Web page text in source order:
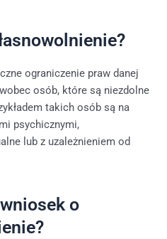
ograniczenie praw danej
osób, które są niezdolne
takich osób są na
psychicznymi,
lub z uzależnieniem od
o